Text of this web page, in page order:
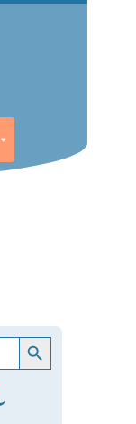
Search Button